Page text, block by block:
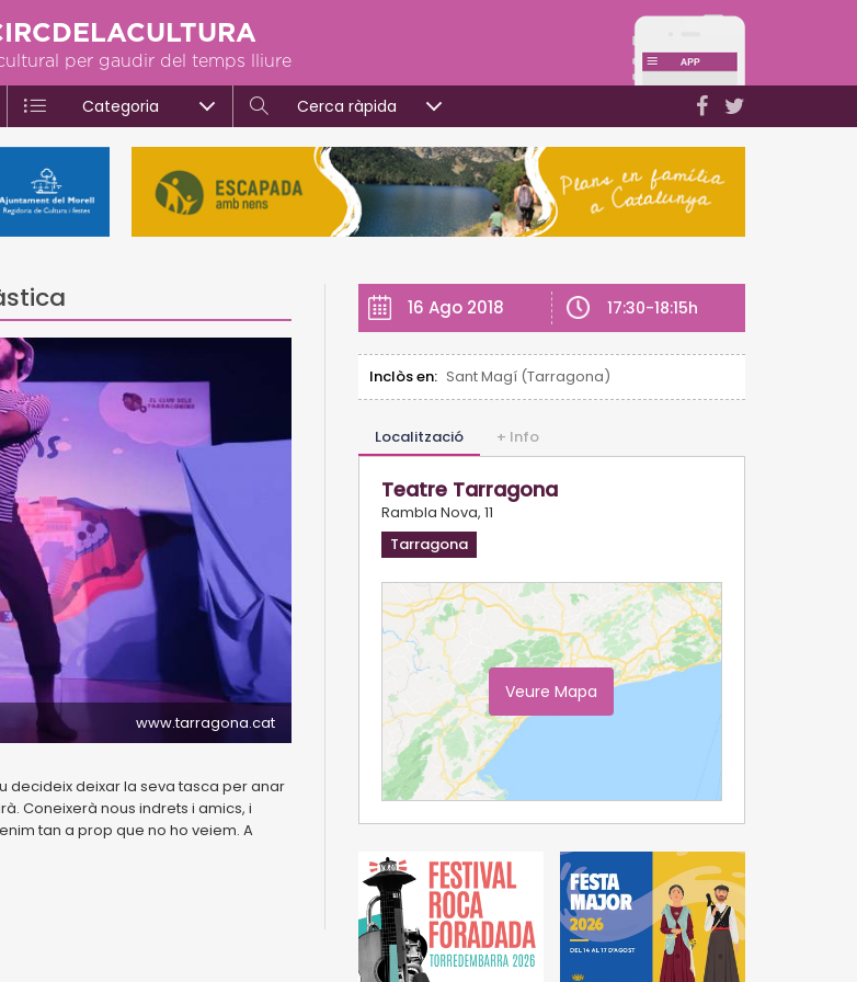
per gaudir del temps lliure
Categoria Cerca ràpida
www.tarragona.cat
decideix deixar la seva tasca per anar
Coneixerà nous indrets i amics, i
tan a prop que no ho veiem. A
16 Ago 2018 17:30-18:15h
Inclòs en: Sant Magí (Tarragona)
Localització + Info
Teatre Tarragona
Rambla Nova, 11
Tarragona
Veure Mapa